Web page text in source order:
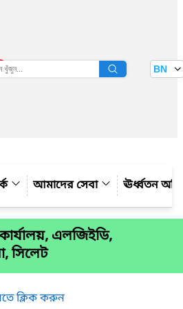
তথ্য বাতায়ন BN
আমাদের সেবা ঊর্ধ্বতন
এলজিইডি,
সিলেট
ক্লিক করুন